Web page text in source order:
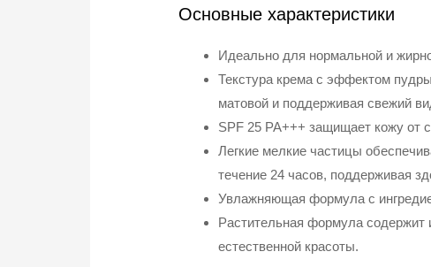
Основные характеристики
Идеально для нормальной и
Текстура крема с эффектом
матовой и поддерживая свежий
SPF 25 PA+++ защищает кожу от
Легкие мелкие частицы
течение 24 часов, поддерживая
Увлажняющая формула с
Растительная формула содержит
естественной красоты.